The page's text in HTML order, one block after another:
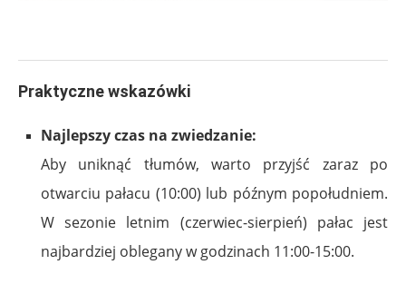
Praktyczne wskazówki
Najlepszy czas na zwiedzanie:
Aby uniknąć tłumów, warto przyjść zaraz po
otwarciu pałacu (10:00) lub późnym popołudniem.
W sezonie letnim (czerwiec-sierpień) pałac jest
najbardziej oblegany w godzinach 11:00-15:00.